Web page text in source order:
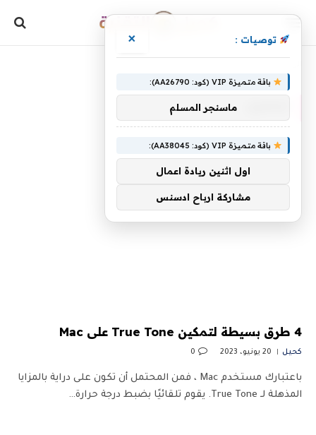
4 طرق بسيطة لتمكين True Tone على Mac
كحيل 20 يونيو، 2023 0
باعتبارك مستخدم Mac ، فمن المحتمل أن تكون على دراية بالمزايا
المذهلة لـ True Tone. يقوم تلقائيًا بضبط درجة حرارة…
توصيات : ×
باقة متميزة VIP (كود: AA26790):
ماسنجر المسلم
باقة متميزة VIP (كود: AA38045):
اول اثنين ريادة اعمال
مشاركة ارباح ادسنس